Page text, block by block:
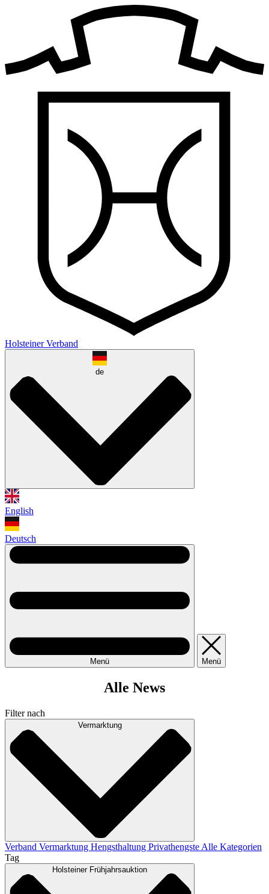
Holsteiner Verband
de
English
Deutsch
Menü Menü
Alle News
Filter nach
Vermarktung
Verband Vermarktung Hengsthaltung PrivathengsteAlle Kategorien
Tag
Holsteiner Frühjahrsauktion